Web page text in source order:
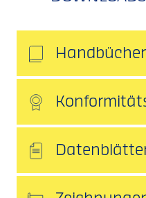
Handbücher